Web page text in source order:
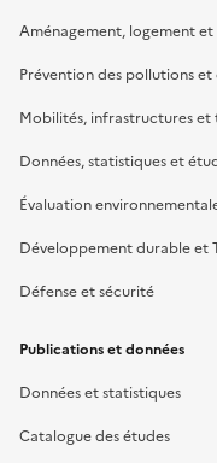
Aménagement, logement et
Prévention des pollutions et
Mobilités, infrastructures et
Données, statistiques et
Évaluation
Développement durable et
Défense et sécurité
Publications et données
Données et statistiques
Catalogue des études